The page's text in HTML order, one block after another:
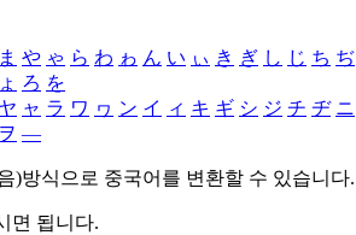
ま や ゃ ら わ ゎ ん い ぃ き ぎ し じ ち ぢ
ょ ろ を
ヤ ャ ラ ワ ヮ ン イ ィ キ ギ シ ジ チ ヂ ニ
ヲ ―
)방식으로 중국어를 변환할 수 있습니다.
면 됩니다.